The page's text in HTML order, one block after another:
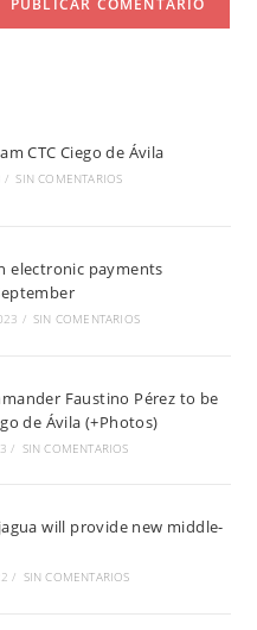
CTC Ciego de Ávila
/ SIN COMENTARIOS
electronic payments
/ SIN COMENTARIOS
Faustino Pérez to be
de Ávila (+Photos)
/ SIN COMENTARIOS
will provide new middle-
/ SIN COMENTARIOS